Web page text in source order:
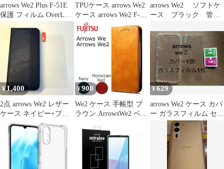
arrows We2 Plus F-51E
保護 フィルム OverLay
Plus Premium for アロー
ズ スマホ 液晶保護 ア
ンチグレア 反射防止 高
透過 指紋防止
TPUケース arrows We2
ケース arrows We2 F-
52E スマホケース TPU
スーパークリア ソフト
ケース arrows We2
FCG02 透明 カバー ア
ローズwe2 docomo au
mobile SIMフリー
arrows We2 ソフトケ
ース ブラック 管理
¥1,400
2点 arrows We2 レザー
ケース ネイビー+ブル
ーライトカットガラス
¥900
We2 ケース 手帳型 ブ
ラウン ArrowsWe2 ベル
¥629
arrows We2 ケース カバ
ー ガラスフィルム セッ